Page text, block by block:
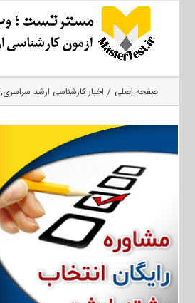
صفحه اصلی اخبار کارشناسی ارشد سراسری